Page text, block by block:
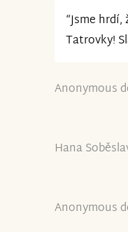
“Jsme
Tatrovky!
Anonymous
Hana
Anonymous